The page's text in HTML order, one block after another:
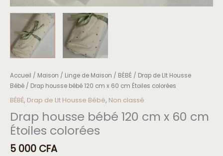
Accueil / Maison / Linge de Maison / BÉBÉ / Drap de LIt Housse
Bébé / Drap housse bébé 120 cm x 60 cm Étoiles colorées
BÉBÉ, Drap de LIt Housse Bébé, Non classé
Drap housse bébé 120 cm x 60 cm
Étoiles colorées
5 000 CFA